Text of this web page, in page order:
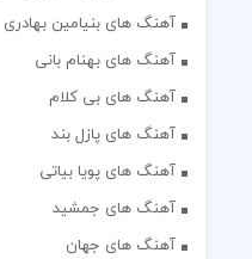
آهنگ های بنیامین بهادری
آهنگ های بهنام بانی
آهنگ های بی کلام
آهنگ های پازل بند
آهنگ های پویا بیاتی
آهنگ های جمشید
آهنگ های جهان